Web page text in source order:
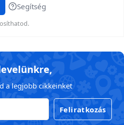
Segítség
a legjobb cikkeinket
Feliratkozás